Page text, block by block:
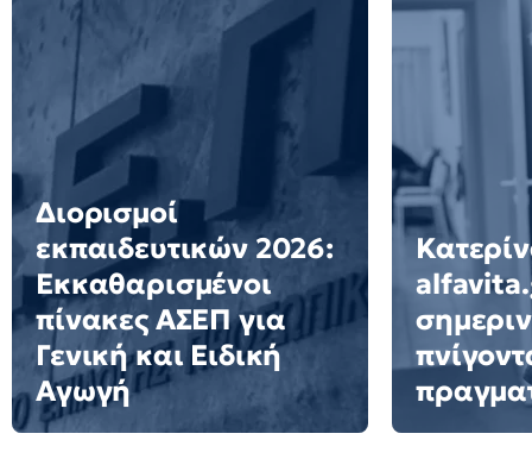
Διορισμοί
εκπαιδευτικών 2026:
Εκκαθαρισμένοι
πίνακες ΑΣΕΠ για
Γενική και Ειδική
Αγωγή